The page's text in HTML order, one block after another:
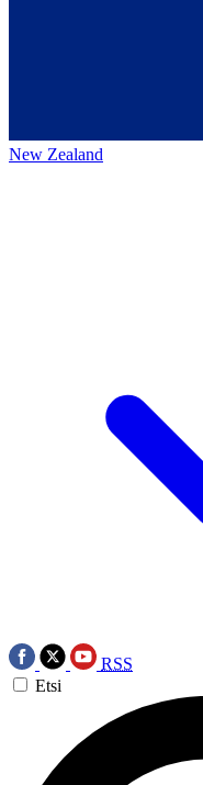
New Zealand
RSS
Etsi